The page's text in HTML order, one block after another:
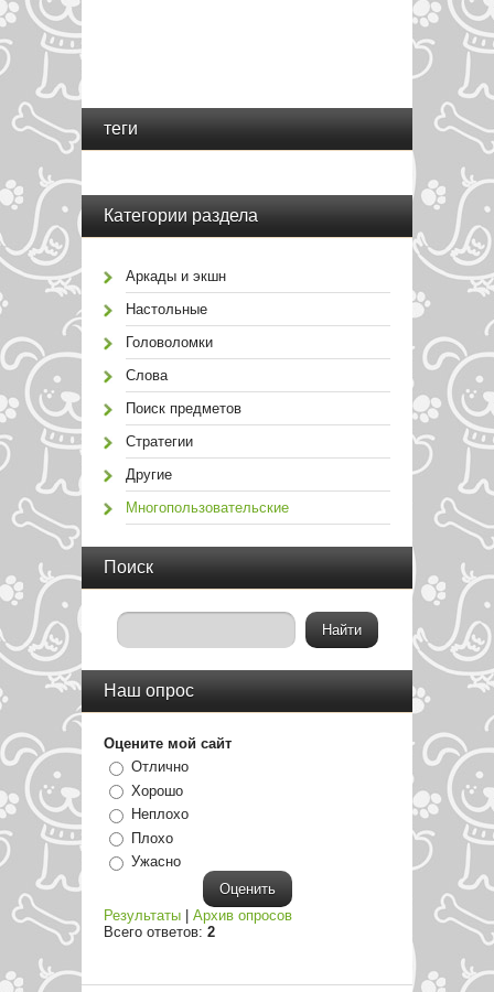
теги
Категории раздела
Аркады и экшн
Настольные
Головоломки
Слова
Поиск предметов
Стратегии
Другие
Многопользовательские
Поиск
Наш опрос
Оцените мой сайт
Отлично
Хорошо
Неплохо
Плохо
Ужасно
Результаты
Архив опросов
Всего ответов: 2